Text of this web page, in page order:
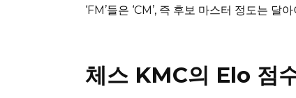
‘FM’들은 ‘CM’, 즉 후보 마스터 정도는 달
체스 KMC의 Elo 점